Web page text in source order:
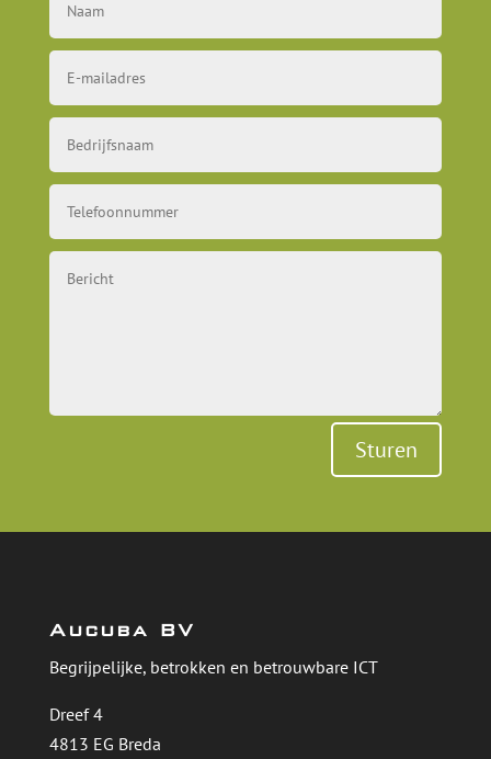
Sturen
Aucuba BV
Begrijpelijke, betrokken en betrouwbare ICT
Dreef 4
4813 EG Breda